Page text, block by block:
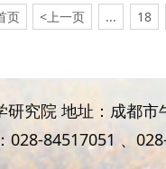
页 <上一页 ... 18
研究院 地址：成都
028-84517051 、